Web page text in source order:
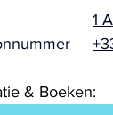
Adres 1
Telefoonnummer
& Boeken: